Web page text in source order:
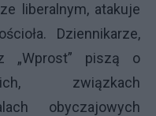
liberalnym, atakuje
Dziennikarze,
piszą o
związkach
obyczajowych